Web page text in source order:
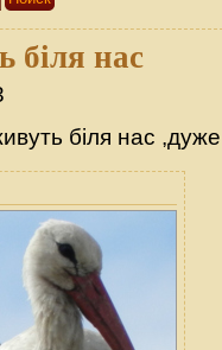
біля нас
біля нас ,дуже